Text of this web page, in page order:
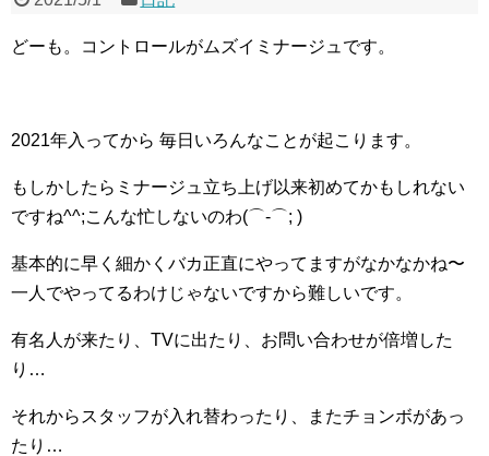
どーも。コントロールがムズイミナージュです。
2021年入ってから 毎日いろんなことが起こります。
もしかしたらミナージュ立ち上げ以来初めてかもしれない
ですね^^;こんな忙しないのわ(⌒-⌒; )
基本的に早く細かくバカ正直にやってますがなかなかね〜
一人でやってるわけじゃないですから難しいです。
有名人が来たり、TVに出たり、お問い合わせが倍増した
り…
それからスタッフが入れ替わったり、またチョンボがあっ
たり…